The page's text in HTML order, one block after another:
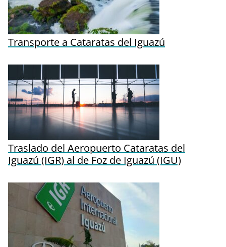
Transporte a Cataratas del Iguazú
Traslado del Aeropuerto Cataratas del
Iguazú (IGR) al de Foz de Iguazú (IGU)